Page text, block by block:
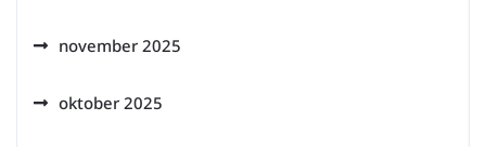
november 2025
oktober 2025